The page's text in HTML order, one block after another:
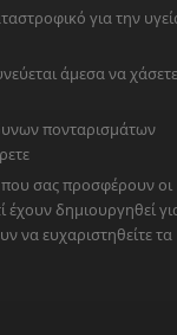
για την
άμεσα να χάσετε
πονταρισμάτων
που σας προσφέρουν οι
έχουν δημιουργηθεί
να ευχαριστηθείτε τα